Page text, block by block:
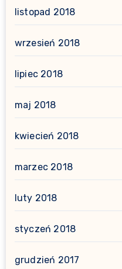
listopad 2018
wrzesień 2018
lipiec 2018
maj 2018
kwiecień 2018
marzec 2018
luty 2018
styczeń 2018
grudzień 2017